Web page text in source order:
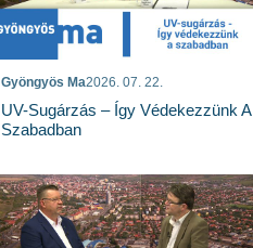
Gyöngyös Ma2026. 07. 22.
UV-Sugárzás – Így Védekezzünk A
Szabadban